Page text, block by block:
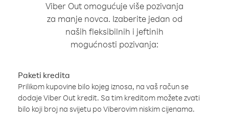
Viber Out omogućuje više pozivanja
za manje novca. Izaberite jedan od
naših fleksibilnih i jeftinih
mogućnosti pozivanja:
Paketi kredita
Prilikom kupovine bilo kojeg iznosa, na vaš račun se
dodaje Viber Out kredit. Sa tim kreditom možete zvati
bilo koji broj na svijetu po Viberovim niskim cijenama.